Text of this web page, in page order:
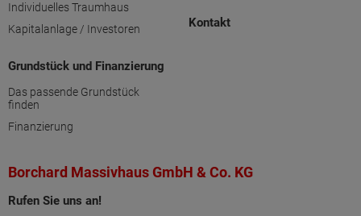
Individuelles Traumhaus
Kapitalanlage / Investoren
Grundstück und Finanzierung
Das passende Grundstück
finden
Finanzierung
Kontakt
Borchard Massivhaus GmbH & Co. KG
Rufen Sie uns an!